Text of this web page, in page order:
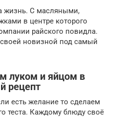
жизнь. С масляными,
в центре которого
райского повидла.
новизной под самый
луком и яйцом в
рецепт
есть желание то сделаем
теста. Каждому блюду своё